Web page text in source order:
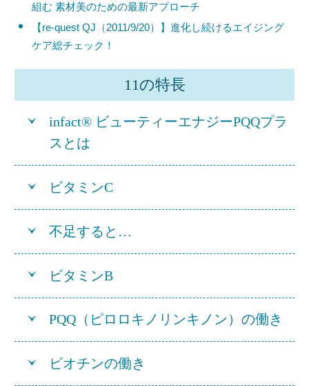
組む 素材美のための最新アプローチ
【re-quest QJ（2011/9/20）】進化し続けるエイジング
ケア総チェック！
11の特長
infact® ビューティーエナジーPQQプラ
スとは
ビタミンC
不足すると…
ビタミンB
PQQ（ピロロキノリンキノン）の働き
ビオチンの働き